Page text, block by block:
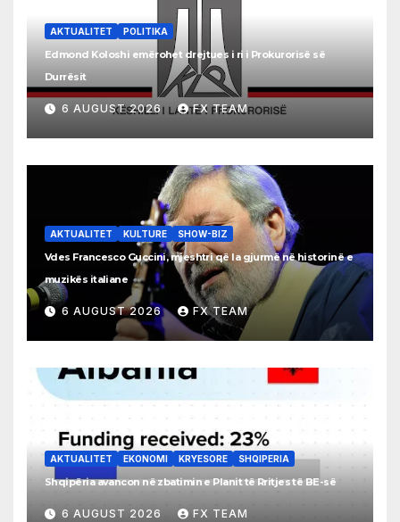
AKTUALITET POLITIKA
Edmond Koloshi emërohet drejtues i ri i Prokurorisë së
Durrësit
6 AUGUST 2026 FX TEAM
AKTUALITET KULTURE SHOW-BIZ
Vdes Francesco Guccini, mjeshtri që la gjurmë në historinë e
muzikës italiane
6 AUGUST 2026 FX TEAM
AKTUALITET EKONOMI KRYESORE SHQIPERIA
Shqipëria avancon në zbatimin e Planit të Rritjes të BE-së
6 AUGUST 2026 FX TEAM